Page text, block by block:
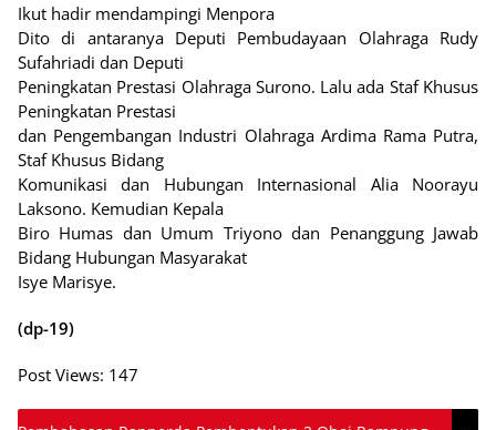
Ikut hadir mendampingi Menpora
Dito di antaranya Deputi Pembudayaan Olahraga Rudy
Sufahriadi dan Deputi
Peningkatan Prestasi Olahraga Surono. Lalu ada Staf Khusus
Peningkatan Prestasi
dan Pengembangan Industri Olahraga Ardima Rama Putra,
Staf Khusus Bidang
Komunikasi dan Hubungan Internasional Alia Noorayu
Laksono. Kemudian Kepala
Biro Humas dan Umum Triyono dan Penanggung Jawab
Bidang Hubungan Masyarakat
Isye Marisye.
(dp-19)
Post Views: 147